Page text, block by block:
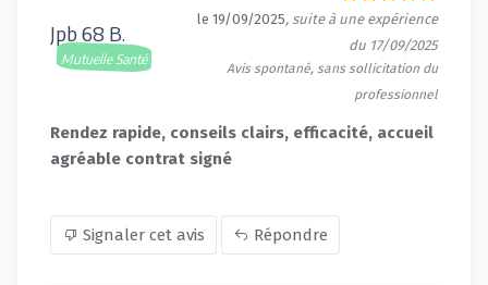
Jpb 68 B.
Mutuelle Santé
le 19/09/2025, suite à une expérience
du 17/09/2025
Avis spontané, sans sollicitation du
professionnel
Rendez rapide, conseils clairs, efficacité, accueil
agréable contrat signé
Signaler cet avis Répondre